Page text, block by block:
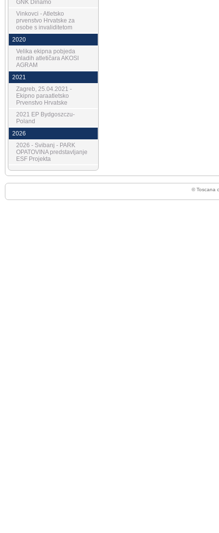
GNK Dinamo
Vinkovci - Atletsko
prvenstvo Hrvatske za
osobe s invaliditetom
2020
Velika ekipna pobjeda
mladih atletičara AKOSI
AGRAM
2021
Zagreb, 25.04.2021 -
Ekipno paraatletsko
Prvenstvo Hrvatske
2021 EP Bydgoszczu-
Poland
2026
2026 - Svibanj - PARK
OPATOVINA predstavljanje
ESF Projekta
© Toscana